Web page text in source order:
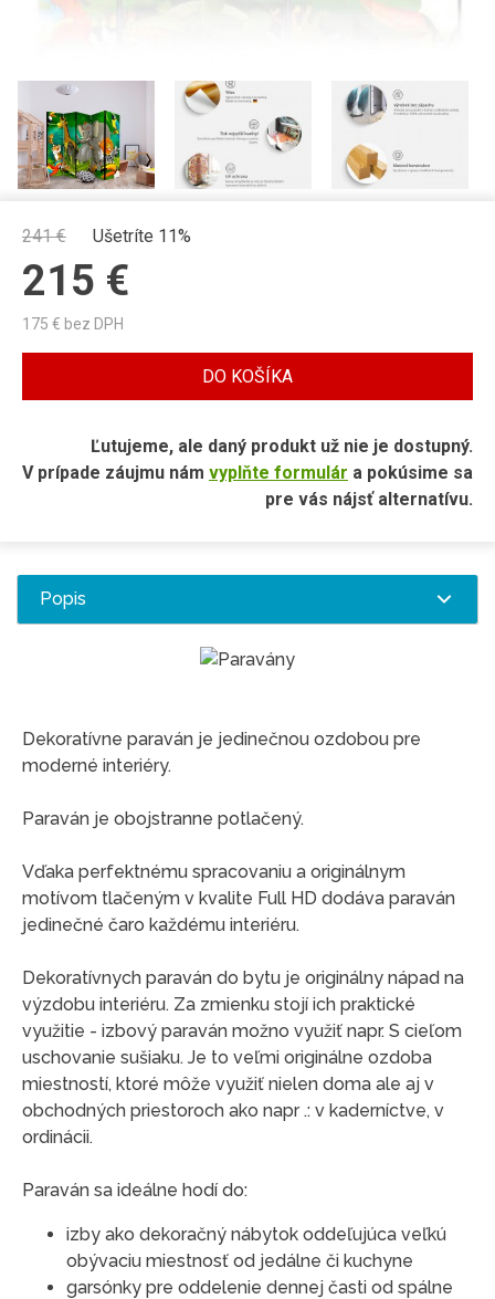
241€ Ušetríte 11%
215 €
175 € bez DPH
DO KOŠÍKA
Ľutujeme, ale daný produkt už nie je dostupný.
V prípade záujmu nám vyplňte formulár a pokúsime sa
pre vás nájsť alternatívu.
Popis
Dekoratívne paraván je jedinečnou ozdobou pre
moderné interiéry.
Paraván je obojstranne potlačený.
Vďaka perfektnému spracovaniu a originálnym
motívom tlačeným v kvalite Full HD dodáva paraván
jedinečné čaro každému interiéru.
Dekoratívnych paraván do bytu je originálny nápad na
výzdobu interiéru. Za zmienku stojí ich praktické
využitie - izbový paraván možno využiť napr. S cieľom
uschovanie sušiaku. Je to veľmi originálne ozdoba
miestností, ktoré môže využiť nielen doma ale aj v
obchodných priestoroch ako napr .: v kaderníctve, v
ordinácii.
Paraván sa ideálne hodí do:
izby ako dekoračný nábytok oddeľujúca veľkú
obývaciu miestnosť od jedálne či kuchyne
garsónky pre oddelenie dennej časti od spálne